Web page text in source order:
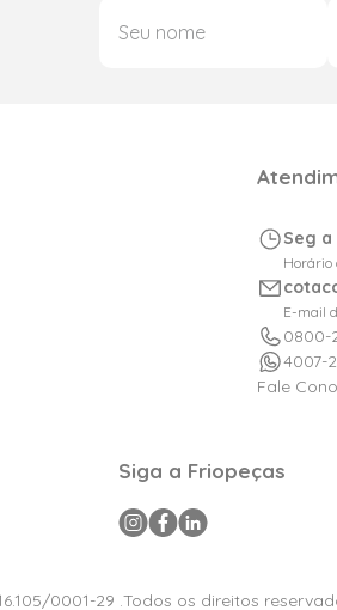
Seg a
Horário
E-mail
0800-
4007-
Fale
Siga a Friopeças
0001-29 .Todos os direitos